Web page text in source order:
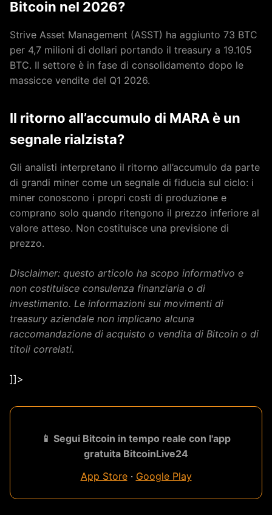
Bitcoin nel 2026?
Strive Asset Management (ASST) ha aggiunto 73 BTC
per 4,7 milioni di dollari portando il treasury a 19.105
BTC. Il settore è in fase di consolidamento dopo le
massicce vendite del Q1 2026.
Il ritorno all’accumulo di MARA è un
segnale rialzista?
Gli analisti interpretano il ritorno all’accumulo da parte
di grandi miner come un segnale di fiducia sul ciclo: i
miner conoscono i propri costi di produzione e
comprano solo quando ritengono il prezzo inferiore al
valore atteso. Non costituisce una previsione di
prezzo.
Disclaimer: questo articolo ha scopo informativo e
non costituisce consulenza finanziaria o di
investimento. Le informazioni sui movimenti di
treasury aziendale non implicano alcuna
raccomandazione di acquisto o vendita di Bitcoin o di
titoli correlati.
]]>
📱 Segui Bitcoin in tempo reale con l'app
gratuita BitcoinLive24
App Store· Google Play